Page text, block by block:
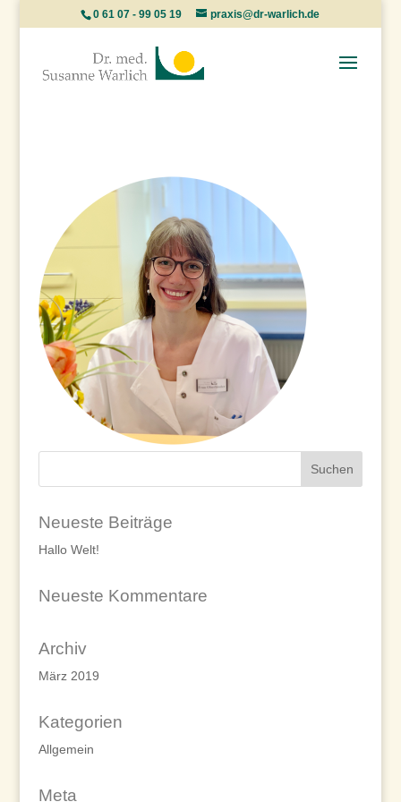
0 61 07 - 99 05 19 praxis@dr-warlich.de
Neueste Beiträge
Hallo Welt!
Neueste Kommentare
Archiv
März 2019
Kategorien
Allgemein
Meta